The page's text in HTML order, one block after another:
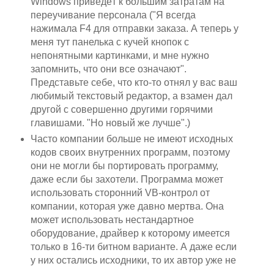
переучивание персонала ("Я всегда
нажимала F4 для отправки заказа. А теперь у
меня тут панелька с кучей кнопок с
непонятными картинками, и мне нужно
запомнить, что они все означают".
Представьте себе, что кто-то отнял у вас ваш
любимый текстовый редактор, а взамен дал
другой с совершенно другими горячими
главишами. "Но новый же лучше".)
Часто компании больше не имеют исходных
кодов своих внутренних программ, поэтому
они не могли бы портировать программу,
даже если бы захотели. Программа может
использовать сторонний VB-контрол от
компании, которая уже давно мертва. Она
может использовать нестандартное
оборудование, драйвер к которому имеется
только в 16-ти битном варианте. А даже если
у них остались исходники, то их автор уже не